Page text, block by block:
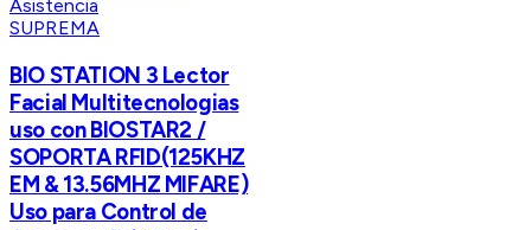
SUPREMA
BIO STATION 3 Lector
Facial Multitecnologias
uso con BIOSTAR2 /
SOPORTA RFID(125KHZ
EM & 13.56MHZ MIFARE)
Uso para Control de